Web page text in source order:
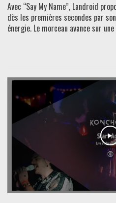
Avec “Say My Name”, Landroid
dès les premières secondes par
énergie. Le morceau avance sur